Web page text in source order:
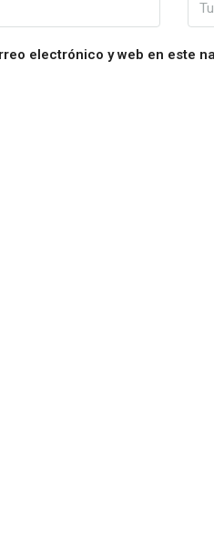
electrónico y web en este